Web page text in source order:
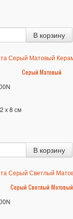
Серый Матовый
x 8 см
Серый Светлый Матовый